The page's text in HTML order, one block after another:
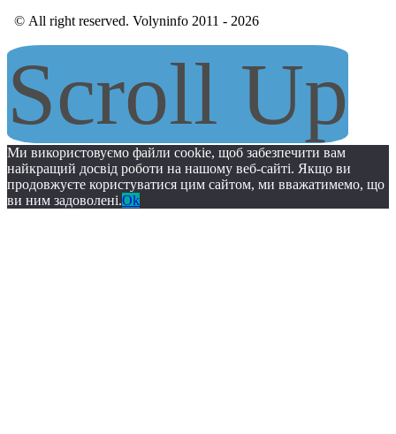
© All right reserved. Volyninfo 2011 - 2026
Scroll Up
Ми використовуємо файли cookie, щоб забезпечити вам
найкращий досвід роботи на нашому веб-сайті. Якщо ви
продовжуєте користуватися цим сайтом, ми вважатимемо, що
ви ним задоволені.Ok